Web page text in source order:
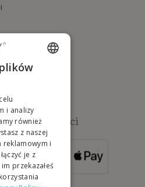
płatności
ZAMÓWIEŃ
500 €
ENGLISH
DUTCH
GERMAN
ITALIAN
PORTUGUESE
i analizy
również
z naszej
reklamowym i
je z
przekazałeś